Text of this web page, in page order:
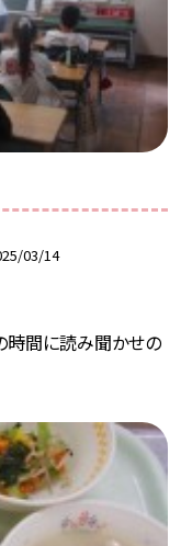
03/14
時間に読み聞かせの